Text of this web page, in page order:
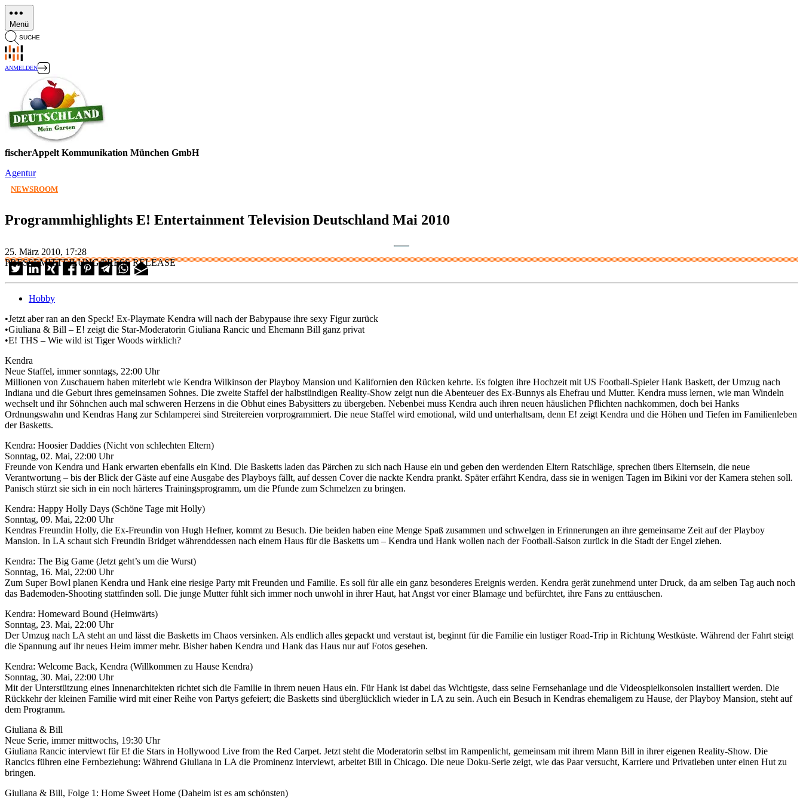
Direkt
zum
Inhalt
Menü
SUCHE
ANMELDEN
fischerAppelt Kommunikation München GmbH
Agentur
NEWSROOM
Programmhighlights E! Entertainment Television Deutschland Mai 2010
25. März 2010, 17:28
PRESSEMITTEILUNG/PRESS RELEASE
Hobby
•Jetzt aber ran an den Speck! Ex-Playmate Kendra will nach der Babypause ihre sexy Figur zurück
•Giuliana & Bill – E! zeigt die Star-Moderatorin Giuliana Rancic und Ehemann Bill ganz privat
•E! THS – Wie wild ist Tiger Woods wirklich?
Kendra
Neue Staffel, immer sonntags, 22:00 Uhr
Millionen von Zuschauern haben miterlebt wie Kendra Wilkinson der Playboy Mansion und Kalifornien den Rücken kehrte. Es folgten ihre Hochzeit mit US Football-Spieler Hank Baskett, der Umzug nach
Indiana und die Geburt ihres gemeinsamen Sohnes. Die zweite Staffel der halbstündigen Reality-Show zeigt nun die Abenteuer des Ex-Bunnys als Ehefrau und Mutter. Kendra muss lernen, wie man Windeln
wechselt und ihr Söhnchen auch mal schweren Herzens in die Obhut eines Babysitters zu übergeben. Nebenbei muss Kendra auch ihren neuen häuslichen Pflichten nachkommen, doch bei Hanks
Ordnungswahn und Kendras Hang zur Schlamperei sind Streitereien vorprogrammiert. Die neue Staffel wird emotional, wild und unterhaltsam, denn E! zeigt Kendra und die Höhen und Tiefen im Familienleben
der Basketts.
Kendra: Hoosier Daddies (Nicht von schlechten Eltern)
Sonntag, 02. Mai, 22:00 Uhr
Freunde von Kendra und Hank erwarten ebenfalls ein Kind. Die Basketts laden das Pärchen zu sich nach Hause ein und geben den werdenden Eltern Ratschläge, sprechen übers Elternsein, die neue
Verantwortung – bis der Blick der Gäste auf eine Ausgabe des Playboys fällt, auf dessen Cover die nackte Kendra prankt. Später erfährt Kendra, dass sie in wenigen Tagen im Bikini vor der Kamera stehen soll.
Panisch stürzt sie sich in ein noch härteres Trainingsprogramm, um die Pfunde zum Schmelzen zu bringen.
Kendra: Happy Holly Days (Schöne Tage mit Holly)
Sonntag, 09. Mai, 22:00 Uhr
Kendras Freundin Holly, die Ex-Freundin von Hugh Hefner, kommt zu Besuch. Die beiden haben eine Menge Spaß zusammen und schwelgen in Erinnerungen an ihre gemeinsame Zeit auf der Playboy
Mansion. In LA schaut sich Freundin Bridget währenddessen nach einem Haus für die Basketts um – Kendra und Hank wollen nach der Football-Saison zurück in die Stadt der Engel ziehen.
Kendra: The Big Game (Jetzt geht’s um die Wurst)
Sonntag, 16. Mai, 22:00 Uhr
Zum Super Bowl planen Kendra und Hank eine riesige Party mit Freunden und Familie. Es soll für alle ein ganz besonderes Ereignis werden. Kendra gerät zunehmend unter Druck, da am selben Tag auch noch
das Bademoden-Shooting stattfinden soll. Die junge Mutter fühlt sich immer noch unwohl in ihrer Haut, hat Angst vor einer Blamage und befürchtet, ihre Fans zu enttäuschen.
Kendra: Homeward Bound (Heimwärts)
Sonntag, 23. Mai, 22:00 Uhr
Der Umzug nach LA steht an und lässt die Basketts im Chaos versinken. Als endlich alles gepackt und verstaut ist, beginnt für die Familie ein lustiger Road-Trip in Richtung Westküste. Während der Fahrt steigt
die Spannung auf ihr neues Heim immer mehr. Bisher haben Kendra und Hank das Haus nur auf Fotos gesehen.
Kendra: Welcome Back, Kendra (Willkommen zu Hause Kendra)
Sonntag, 30. Mai, 22:00 Uhr
Mit der Unterstützung eines Innenarchitekten richtet sich die Familie in ihrem neuen Haus ein. Für Hank ist dabei das Wichtigste, dass seine Fernsehanlage und die Videospielkonsolen installiert werden. Die
Rückkehr der kleinen Familie wird mit einer Reihe von Partys gefeiert; die Basketts sind überglücklich wieder in LA zu sein. Auch ein Besuch in Kendras ehemaligem zu Hause, der Playboy Mansion, steht auf
dem Programm.
Giuliana & Bill
Neue Serie, immer mittwochs, 19:30 Uhr
Giuliana Rancic interviewt für E! die Stars in Hollywood Live from the Red Carpet. Jetzt steht die Moderatorin selbst im Rampenlicht, gemeinsam mit ihrem Mann Bill in ihrer eigenen Reality-Show. Die
Rancics führen eine Fernbeziehung: Während Giuliana in LA die Prominenz interviewt, arbeitet Bill in Chicago. Die neue Doku-Serie zeigt, wie das Paar versucht, Karriere und Privatleben unter einen Hut zu
bringen.
Giuliana & Bill, Folge 1: Home Sweet Home (Daheim ist es am schönsten)